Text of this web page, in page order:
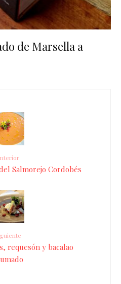
de Marsella a
Salmorejo Cordobés
requesón y bacalao